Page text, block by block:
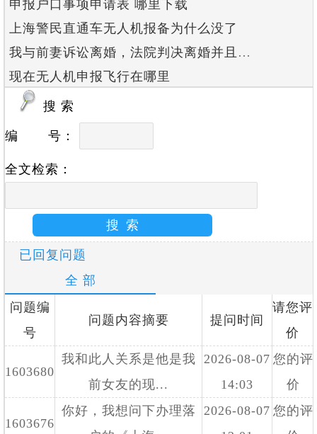
申报户口事项申请表 哪里下载
上海警民直通车无人机报备为什么没了
我与前妻诉讼离婚，法院判决离婚并且房屋产权归我，如...
现在无人机申报飞行在哪里
搜 索
编 号：
全文检索：
已回复问题
全 部
问题编
号
问题内容摘要 提问时间
请您评
价
1603680
我和此人关系是他是我
前女友的现...
2026-08-07
14:03
您的评
价
1603676
你好，我想问下办理落
2026-08-07 您的评